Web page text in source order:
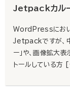
Jetpackカルー
WordPressにおい
Jetpackですが、中
ー」や、画像拡大
トールしている方